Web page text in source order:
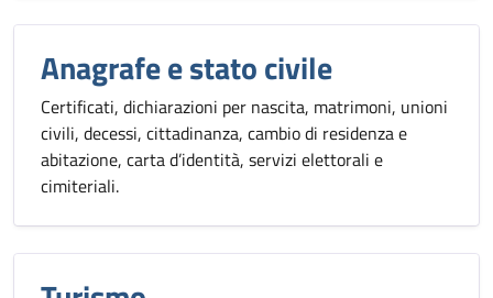
Anagrafe e stato civile
Certificati, dichiarazioni per nascita, matrimoni, unioni
civili, decessi, cittadinanza, cambio di residenza e
abitazione, carta d’identità, servizi elettorali e
cimiteriali.